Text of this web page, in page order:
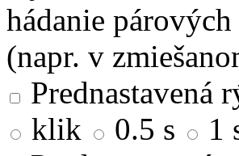
hádanie
(napr. v
Prednastavená
klik
0.5 s 1